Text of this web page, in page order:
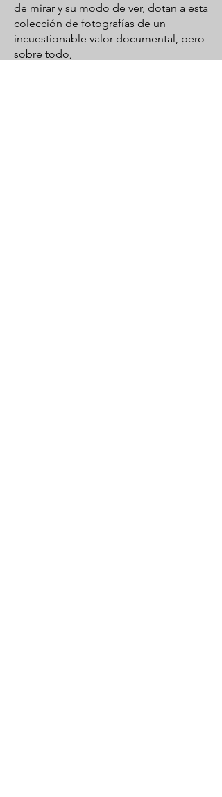
de mirar y su modo de ver, dotan a esta
colección de fotografías de un
incuestionable valor documental, pero
sobre todo,